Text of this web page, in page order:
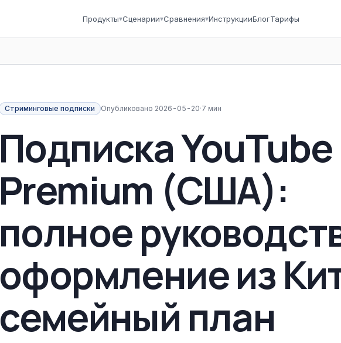
Продукты▾Сценарии▾Сравнения▾ИнструкцииБлогТарифы
Стриминговые подписки Опубликовано 2026-05-20·7 мин
Подписка YouTube
Premium (США):
полное
оформление из
семейный план